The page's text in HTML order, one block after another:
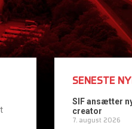
SENESTE
SIF ansætter
creator
7. august 2026